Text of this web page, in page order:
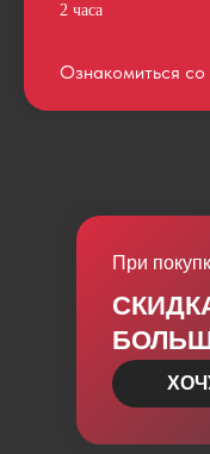
2 часа
Ознакомиться со
При